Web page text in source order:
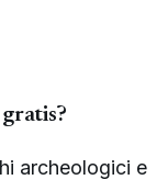
archeologici e